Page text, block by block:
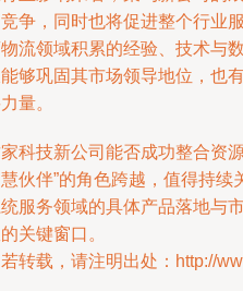
争，同时也将促进整个行业
流领域积累的经验、技术与
够巩固其市场领导地位，也
量。
科技新公司能否成功整合资
伙伴”的角色跨越，值得持
服务领域的具体产品落地与
关键窗口。
转载，请注明出处：http://